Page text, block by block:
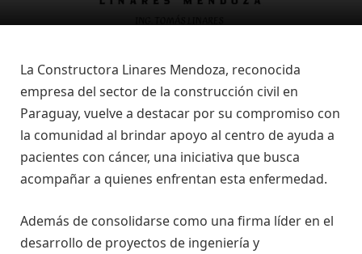
La Constructora Linares Mendoza, reconocida
empresa del sector de la construcción civil en
Paraguay, vuelve a destacar por su compromiso con
la comunidad al brindar apoyo al centro de ayuda a
pacientes con cáncer, una iniciativa que busca
acompañar a quienes enfrentan esta enfermedad.
Además de consolidarse como una firma líder en el
desarrollo de proyectos de ingeniería y